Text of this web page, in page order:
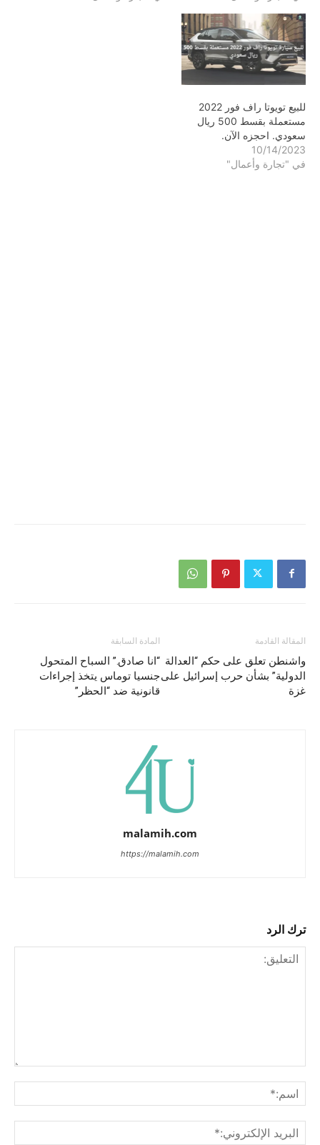
للبيع تويوتا راف فور 2022
مستعملة بقسط 500 ريال
سعودي. احجزه الآن.
10/14/2023
في "تجارة وأعمال"
المادة السابقة
“انا صادق.” السباح المتحول
جنسيا توماس يتخذ إجراءات
قانونية ضد “الحظر”
المقالة القادمة
واشنطن تعلق على حكم “العدالة
الدولية” بشأن حرب إسرائيل على
غزة
malamih.com
https://malamih.com
ترك الرد